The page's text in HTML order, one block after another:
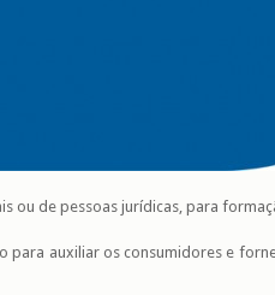
ou de pessoas jurídicas, para
auxiliar os consumidores e